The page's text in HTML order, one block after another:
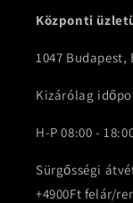
Központi
1047
Kizárólag
H-P 08:00 -
Sürgősségi
+4900Ft felár/